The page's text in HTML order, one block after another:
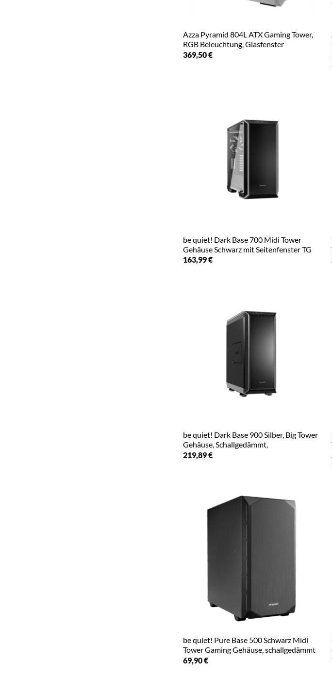
Azza Pyramid 804L ATX Gaming Tower,
RGB Beleuchtung, Glasfenster
369,50€
be quiet! Dark Base 700 Midi Tower
Gehäuse Schwarz mit Seitenfenster TG
163,99€
be quiet! Dark Base 900 Silber, Big Tower
Gehäuse, Schallgedämmt,
219,89€
be quiet! Pure Base 500 Schwarz Midi
Tower Gaming Gehäuse, schallgedämmt
69,90€